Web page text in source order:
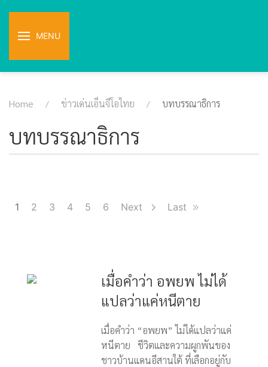
MENU
Home ข่าวเด่นเอ็นจีโอไทย บทบรรณาธิการ
บทบรรณาธิการ
1 2 3 4 5 6 Next Last
เมื่อคำว่า อพยพ ไม่ได้
แปลว่าแค่หนีตาย
เมื่อคำว่า “อพยพ” ไม่ได้แปลว่าแค่
หนีตาย ชีวิตและความผูกพันของ
ชาวบ้านแดนอีสานใต้ ที่เลือกอยู่กับ